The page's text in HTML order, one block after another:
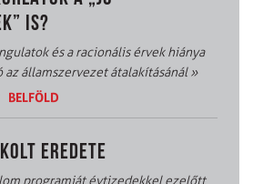
IS?
és a racionális érvek hiánya
az államszervezet átalakításánál»
BELFÖLD
EREDETE